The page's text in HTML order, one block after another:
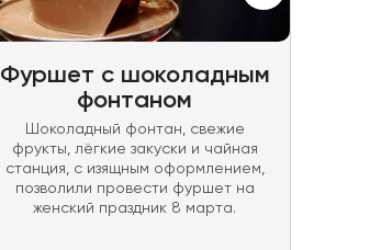
Фуршет с шоколадным
фонтаном
Шоколадный фонтан, свежие
фрукты, лёгкие закуски и чайная
станция, с изящным оформлением,
позволили провести фуршет на
женский праздник 8 марта.